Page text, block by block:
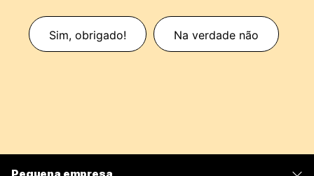
Sim, obrigado! Na verdade não